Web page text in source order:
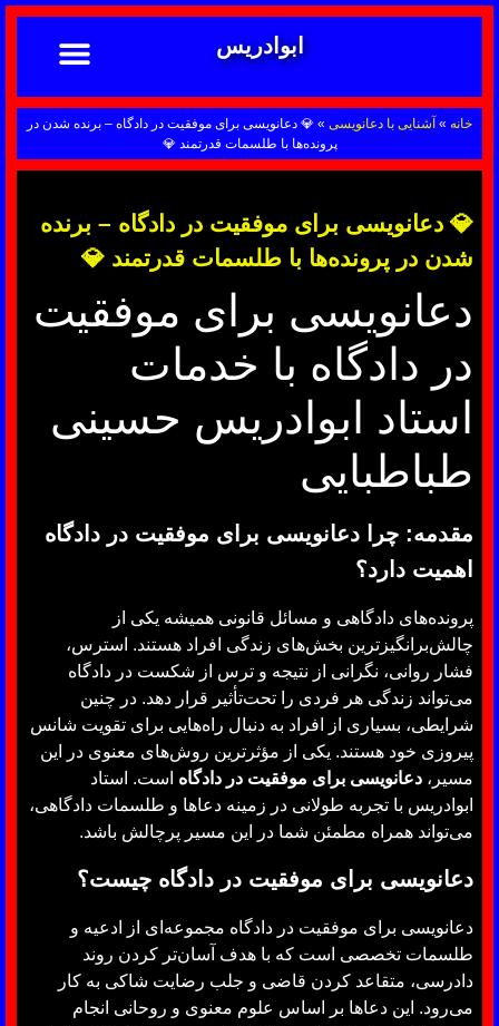
ابوادریس
خانه » آشنایی با دعانویسی » 💎 دعانویسی برای موفقیت در دادگاه – برنده شدن در
پرونده‌ها با طلسمات قدرتمند 💎
💎 دعانویسی برای موفقیت در دادگاه – برنده
شدن در پرونده‌ها با طلسمات قدرتمند 💎
دعانویسی برای موفقیت
در دادگاه با خدمات
استاد ابوادریس حسینی
طباطبایی
مقدمه: چرا دعانویسی برای موفقیت در دادگاه
اهمیت دارد؟
پرونده‌های دادگاهی و مسائل قانونی همیشه یکی از
چالش‌برانگیزترین بخش‌های زندگی افراد هستند. استرس،
فشار روانی، نگرانی از نتیجه و ترس از شکست در دادگاه
می‌تواند زندگی هر فردی را تحت‌تأثیر قرار دهد. در چنین
شرایطی، بسیاری از افراد به دنبال راه‌هایی برای تقویت شانس
پیروزی خود هستند. یکی از مؤثرترین روش‌های معنوی در این
مسیر، دعانویسی برای موفقیت در دادگاه است. استاد
ابوادریس با تجربه طولانی در زمینه دعاها و طلسمات دادگاهی،
می‌تواند همراه مطمئن شما در این مسیر پرچالش باشد.
دعانویسی برای موفقیت در دادگاه چیست؟
دعانویسی برای موفقیت در دادگاه مجموعه‌ای از ادعیه و
طلسمات تخصصی است که با هدف آسان‌تر کردن روند
دادرسی، متقاعد کردن قاضی و جلب رضایت شاکی به کار
می‌رود. این دعاها بر اساس علوم معنوی و روحانی انجام